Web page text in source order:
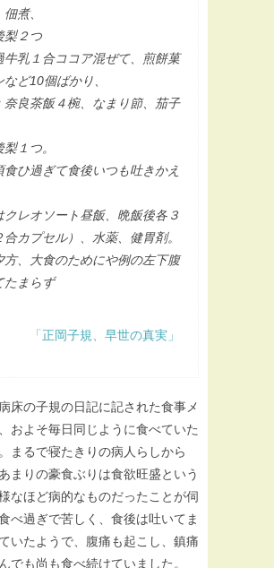
煮、
梨２つ
牛乳１合ココア混ぜて、煎餅菓
など10個ばかり、
良茶飯４椀、なまり節、茄子
１つ。
食ひ過ぎて食後いつも吐きかえ
クレオソート昼飯、晩飯後各３
合カプセル）、水薬、健胃剤。
方、大食のためにや例の左下腹
たまらず
「正岡子規、早世の真実」
床の子規の日記に記された食事メ
およそ毎日同じように食べていた
まるで寝たきりの病人らしから
まりの豪食ぶりは食欲旺盛という
なほど病的なものだったことが伺
べ過ぎで苦しく、食後は吐いてま
いたようで、腹痛も起こし、鎮痛
でも尚も食べ続けていました。